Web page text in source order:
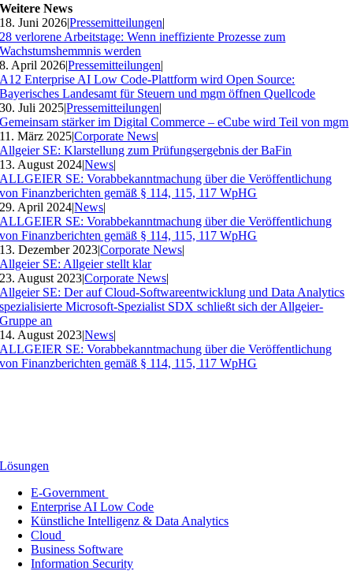
Weitere News
18. Juni 2026|Pressemitteilungen|
28 verlorene Arbeitstage: Wenn ineffiziente Prozesse zum
Wachstumshemmnis werden
8. April 2026|Pressemitteilungen|
A12 Enterprise AI Low Code-Plattform wird Open Source:
Bayerisches Landesamt für Steuern und mgm öffnen Quellcode
30. Juli 2025|Pressemitteilungen|
Gemeinsam stärker im Digital Commerce – eCube wird Teil von mgm
11. März 2025|Corporate News|
Allgeier SE: Klarstellung zum Prüfungsergebnis der BaFin
13. August 2024|News|
ALLGEIER SE: Vorabbekanntmachung über die Veröffentlichung
von Finanzberichten gemäß § 114, 115, 117 WpHG
29. April 2024|News|
ALLGEIER SE: Vorabbekanntmachung über die Veröffentlichung
von Finanzberichten gemäß § 114, 115, 117 WpHG
13. Dezember 2023|Corporate News|
Allgeier SE: Allgeier stellt klar
23. August 2023|Corporate News|
Allgeier SE: Der auf Cloud-Softwareentwicklung und Data Analytics
spezialisierte Microsoft-Spezialist SDX schließt sich der Allgeier-
Gruppe an
14. August 2023|News|
ALLGEIER SE: Vorabbekanntmachung über die Veröffentlichung
von Finanzberichten gemäß § 114, 115, 117 WpHG
Lösungen
E-Government
Enterprise AI Low Code
Künstliche Intelligenz & Data Analytics
Cloud
Business Software
Information Security